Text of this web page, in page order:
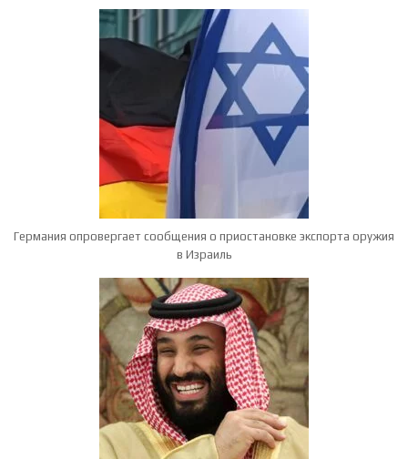
Германия опровергает сообщения о приостановке экспорта оружия
в Израиль